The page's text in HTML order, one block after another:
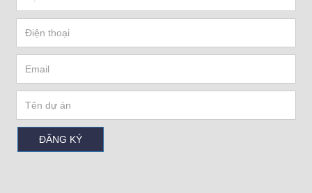
ĐĂNG KÝ